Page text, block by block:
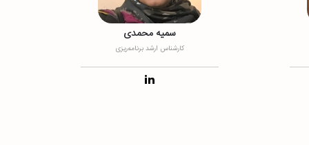
سمیه محمدی
کارشناس ارشد برنامه‌ریزی